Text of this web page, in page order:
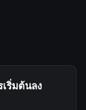
เริ่มต้นลง